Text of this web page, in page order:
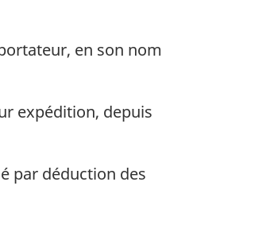
en son nom
expédition, depuis
par déduction des